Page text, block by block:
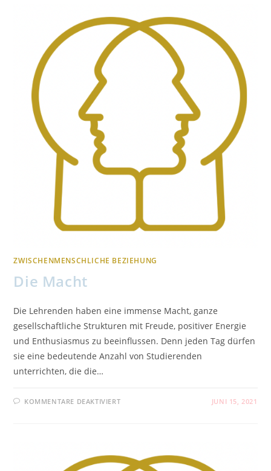
ZWISCHENMENSCHLICHE BEZIEHUNG
Die Macht
Die Lehrenden haben eine immense Macht, ganze
gesellschaftliche Strukturen mit Freude, positiver Energie
und Enthusiasmus zu beeinflussen. Denn jeden Tag dürfen
sie eine bedeutende Anzahl von Studierenden
unterrichten, die die…
KOMMENTARE DEAKTIVIERTFÜR JUNI 15, 2021